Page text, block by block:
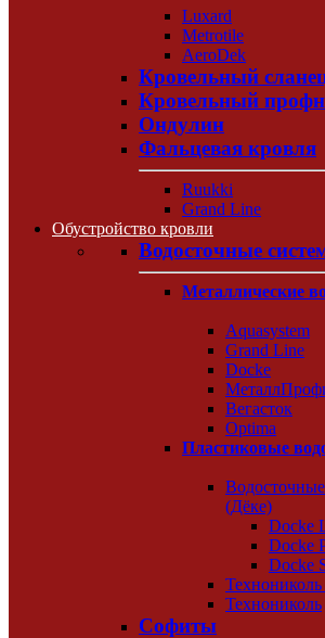
Luxard
Metrotile
AeroDek
Кровельный
Кровельный
Ондулин
Фальцевая кровля
Ruukki
Grand Line
Обустройство кровли
Водосточные
Металлические
Aquasystem
Grand Line
Docke
Вегасток
Optima
Пластиковые
(Дёке)
Docke
Docke
Docke
Технониколь
Софиты